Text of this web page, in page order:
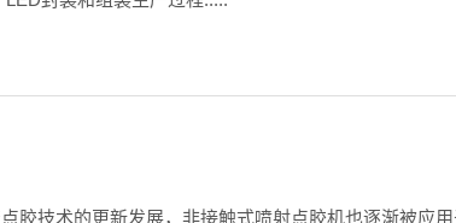
胶技术的更新发展，非接触式喷射点胶机也逐渐被应